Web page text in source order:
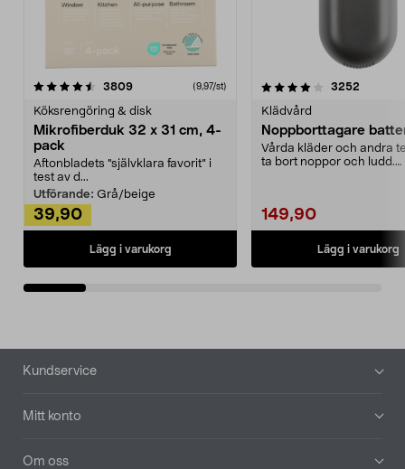
3809recensioner (9,97/st)
Köksrengöring & disk
Mikrofiberduk 32 x 31 cm, 4-
pack
Aftonbladets "självklara favorit” i
test av d...
Utförande: Grå/beige
39,90
Lägg i varukorg
4.0av 5 stjärnor 3252
Klädvård
Noppborttagare
Vårda kläder och andra
ta bort noppor och ludd.
149,90
Lägg i varukorg
4.5av 5 stjärnor
Sidfot
Kundservice
Mitt konto
Om oss